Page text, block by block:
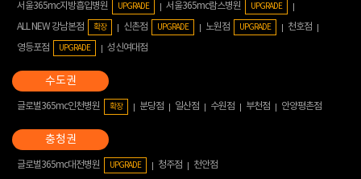
서울365mc지방흡입병원 UPGRADE 서울365mc람스병원 UPGRADE
ALL NEW 강남본점 확장 신촌점 UPGRADE 노원점 UPGRADE
천호점
영등포점
UPGRADE 성신여대점
글로벌365mc인천병원 확장 분당점 일산점 수원점 부천점 안양평촌점
글로벌365mc대전병원 UPGRADE 청주점 천안점